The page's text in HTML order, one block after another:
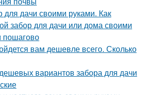
дачи своими руками. Как
забор для дачи или дома своими
пошагово
вам дешевле всего. Сколько
вариантов забора для дачи